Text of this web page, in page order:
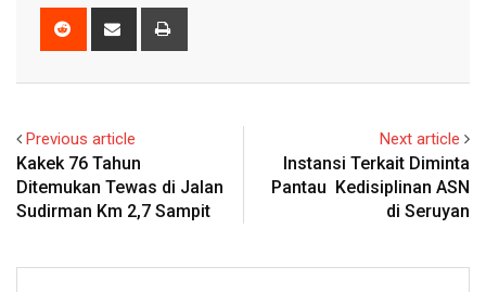
Reddit
Share
Previous article
Kakek 76 Tahun
Ditemukan Tewas di Jalan
Sudirman Km 2,7 Sampit
Next article
Instansi Terkait Diminta
Pantau Kedisiplinan ASN
di Seruyan